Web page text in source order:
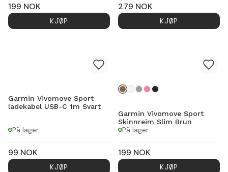
199 NOK
KJØP
279 NOK
KJØP
Garmin Vivomove Sport
ladekabel USB-C 1m Svart
På lager
99 NOK
KJØP
Garmin Vivomove Sport
Skinnreim Slim Brun
På lager
199 NOK
KJØP